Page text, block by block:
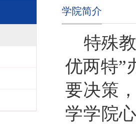
学院简介
特殊
优两特”
要决策
学学院